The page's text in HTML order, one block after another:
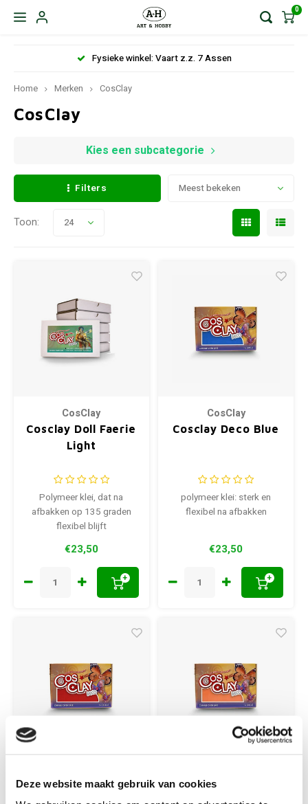
Deze website maakt gebruik van cookies
0
Gratis verzending vanaf: NL € 85,- en BE € 150,-
Home Merken CosClay
CosClay
Kies een subcategorie
Filters Meest bekeken
Toon: 24
CosClay
Cosclay Doll Faerie
Light
Polymeer klei, dat na
afbakken op 135 graden
flexibel blijft
€23,50
+
CosClay
Cosclay Deco Blue
polymeer klei: sterk en
flexibel na afbakken
€23,50
+
Cosclay Deco Red
Cosclay Deco